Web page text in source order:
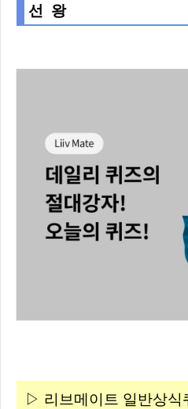
선 왕
▷ 리브메이트 일반상식